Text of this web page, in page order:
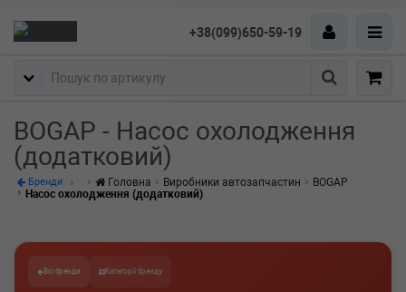
+38(099)650-59-19
Пошук
BOGAP - Насос охолодження
(додатковий)
Бренди Головна Виробники автозапчастин
BOGAP
Насос охолодження (додатковий)
Всі бренди Категорії бренду